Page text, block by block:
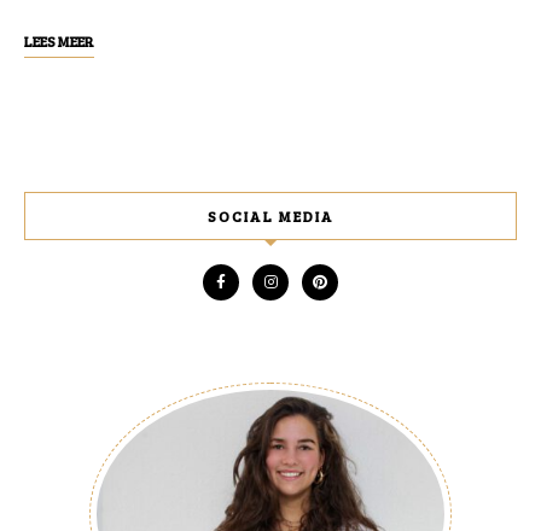
LEES MEER
SOCIAL MEDIA